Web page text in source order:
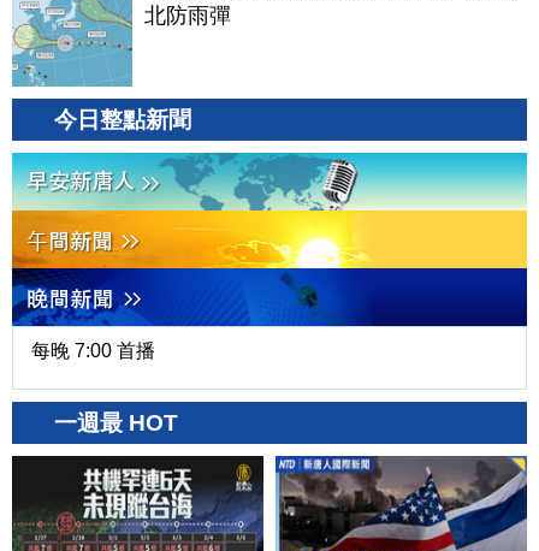
北防雨彈
今日整點新聞
每晚 7:00 首播
一週最 HOT